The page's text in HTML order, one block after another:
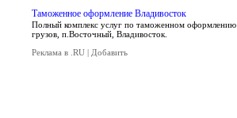
Таможенное оформление Владивосток
Полный комплекс услуг по таможенном оформлению
грузов, п.Восточный, Владивосток.
Реклама в .RU| Добавить